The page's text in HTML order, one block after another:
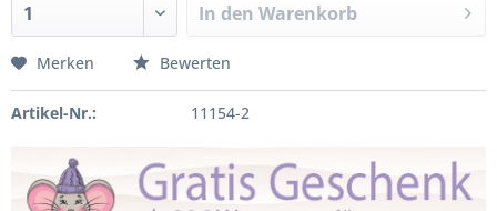
In den Warenkorb
Merken Bewerten
Artikel-Nr.: 11154-2